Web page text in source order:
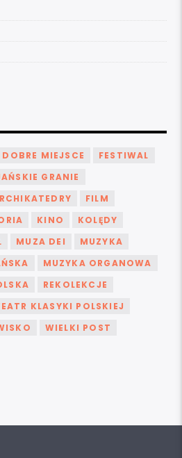
DOBRE MIEJSCE
FESTIWAL
GRANIE
FILM
KINO
KOLĘDY
MUZA DEI
MUZYKA
MUZYKA ORGANOWA
REKOLEKCJE
KLASYKI POLSKIEJ
WIELKI POST